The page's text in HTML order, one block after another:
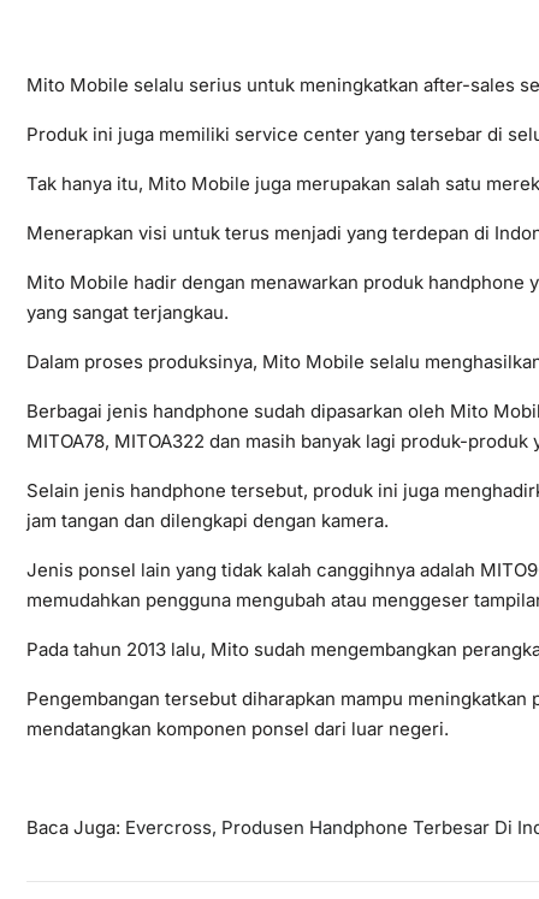
Mito Mobile selalu serius untuk meningkatkan after-sales
Produk ini juga memiliki service center yang tersebar di
Tak hanya itu, Mito Mobile juga merupakan salah satu
Menerapkan visi untuk terus menjadi yang terdepan di
Mito Mobile hadir dengan menawarkan produk
yang sangat terjangkau.
Dalam proses produksinya, Mito Mobile selalu
Berbagai jenis handphone sudah dipasarkan oleh Mito
MITOA78, MITOA322 dan masih banyak lagi produk-produk
Selain jenis handphone tersebut, produk ini juga
jam tangan dan dilengkapi dengan kamera.
Jenis ponsel lain yang tidak kalah canggihnya adalah
memudahkan pengguna mengubah atau menggeser
Pada tahun 2013 lalu, Mito sudah mengembangkan
Pengembangan tersebut diharapkan mampu
mendatangkan komponen ponsel dari luar negeri.
Baca Juga: Evercross, Produsen Handphone Terbesar Di